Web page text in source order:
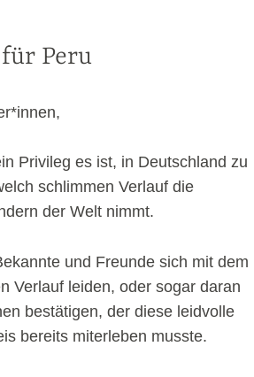
Peru
Privileg es ist, in Deutschland zu
schlimmen Verlauf die
der Welt nimmt.
und Freunde sich mit dem
Verlauf leiden, oder sogar daran
bestätigen, der diese leidvolle
bereits miterleben musste.